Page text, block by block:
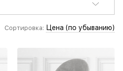
Сортировка: Цена (по убыванию)